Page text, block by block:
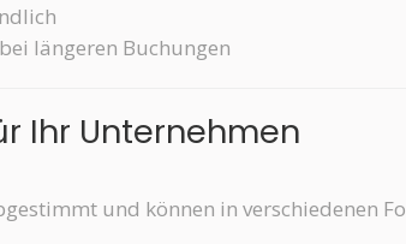
längeren Buchungen
Ihr Unternehmen
und können in verschiedenen